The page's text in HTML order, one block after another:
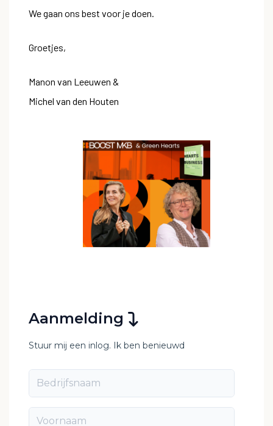
We gaan ons best voor je doen.
Groetjes,
Manon van Leeuwen &
Michel van den Houten
Aanmelding
Stuur mij een inlog. Ik ben benieuwd
Bedrijfsnaam
Voornaam